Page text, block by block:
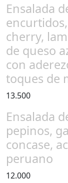
Ensalada
cherry,
de queso
con
toques de
13.500
Ensalada
pepinos,
concase,
peruano
12.000